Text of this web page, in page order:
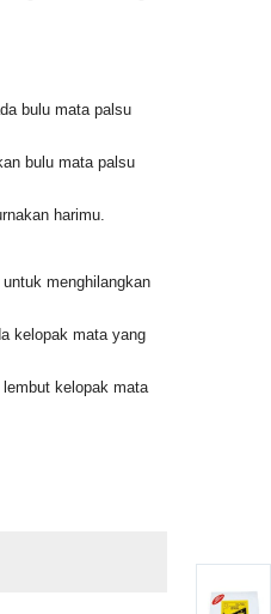
bulu mata palsu
bulu mata palsu
harimu.
menghilangkan
kelopak mata yang
kelopak mata